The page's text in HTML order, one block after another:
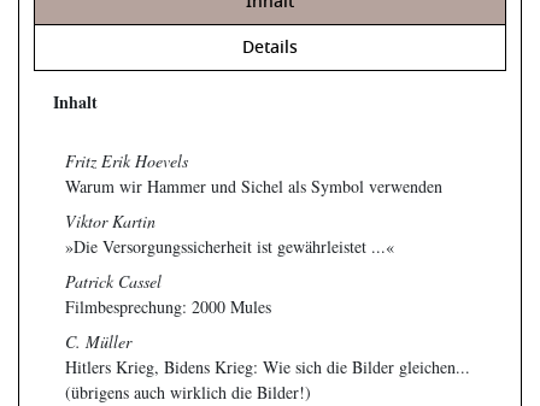
Details
Inhalt
Fritz Erik Hoevels
Warum wir Hammer und Sichel als Symbol verwenden
Viktor Kartin
»Die Versorgungssicherheit ist gewährleistet ...«
Patrick Cassel
Filmbesprechung: 2000 Mules
C. Müller
Hitlers Krieg, Bidens Krieg: Wie sich die Bilder gleichen...
(übrigens auch wirklich die Bilder!)